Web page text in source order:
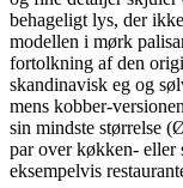
behageligt lys, der
modellen i mørk
fortolkning af den
skandinavisk eg og
mens kobber-
sin mindste størrelse
par over køkken- eller
eksempelvis